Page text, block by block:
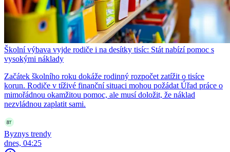
Školní výbava vyjde rodiče i na desítky tisíc: Stát nabízí pomoc s
vysokými náklady
Začátek školního roku dokáže rodinný rozpočet zatížit o tisíce
korun. Rodiče v tíživé finanční situaci mohou požádat Úřad práce o
mimořádnou okamžitou pomoc, ale musí doložit, že náklad
nezvládnou zaplatit sami.
Byznys trendy
dnes, 04:25